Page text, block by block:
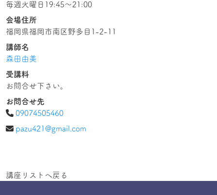
毎週火曜日19:45〜21:00
会場住所
福岡県福岡市南区野多目1-2-11
講師名
森田由美
受講料
お問合せ下さい。
お問合せ先
09074505460
pazu421@gmail.com
講座リストへ戻る